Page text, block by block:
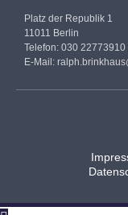
Platz der Republik 1
11011 Berlin
Telefon: 030 22773910
E-Mail: